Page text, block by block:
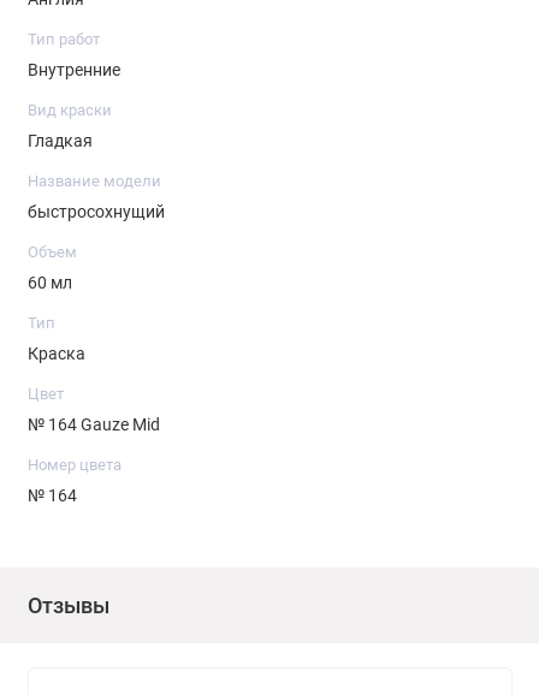
Тип работ
Внутренние
Вид краски
Гладкая
Название модели
быстросохнущий
Объем
60 мл
Тип
Краска
Цвет
№ 164 Gauze Mid
Номер цвета
№ 164
Отзывы